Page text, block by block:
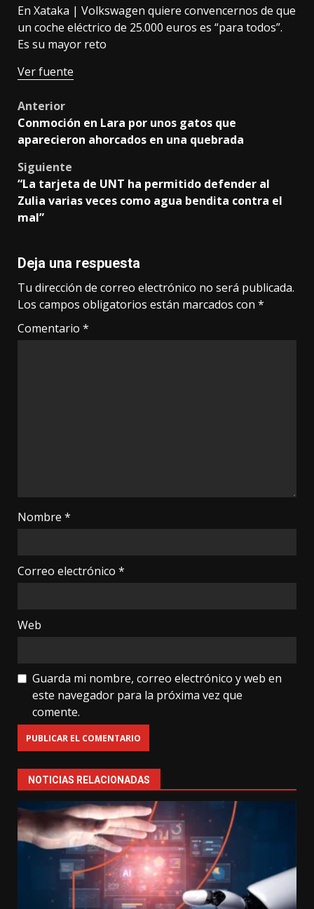
En Xataka | Volkswagen quiere convencernos de que
un coche eléctrico de 25.000 euros es “para todos”.
Es su mayor reto
Ver fuente
Post
navigation
Anterior
Conmoción en Lara por unos gatos que
aparecieron ahorcados en una quebrada
Siguiente
“La tarjeta de UNT ha permitido defender al
Zulia varias veces como agua bendita contra el
mal”
Deja una respuesta
Tu dirección de correo electrónico no será publicada.
Los campos obligatorios están marcados con *
Comentario *
Nombre *
Correo electrónico *
Web
Guarda mi nombre, correo electrónico y web en
este navegador para la próxima vez que
comente.
NOTICIAS RELACIONADAS